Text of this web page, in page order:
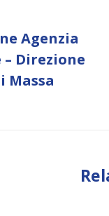
Agenzia
Direzione
Massa